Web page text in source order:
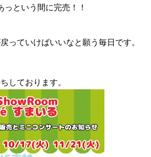
っという間に完売！！
っていけばいいなと願う毎日です。
しております。